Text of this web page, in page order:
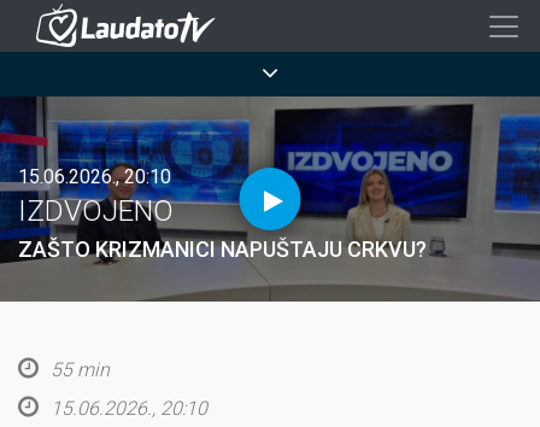
Skoči
sadržaj
15.06.2026., 20:10
IZDVOJENO
ZAŠTO KRIZMANICI NAPUŠTAJU CRKVU?
55 min
15.06.2026., 20:10